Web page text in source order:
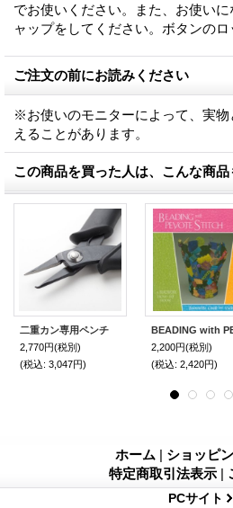
でお使いください。また、お使い
ャップをしてください。ボタンのロ
ご注文の前にお読みください
※お使いのモニターによって、実
えることがあります。
この商品を買った人は、こんな商
二重カン専用ペンチ
2,770円(税別)
(税込: 3,047円)
2,200円(税別)
(税込: 2,420円)
ホーム | ショッピ
特定商取引法表示 |
PCサイト